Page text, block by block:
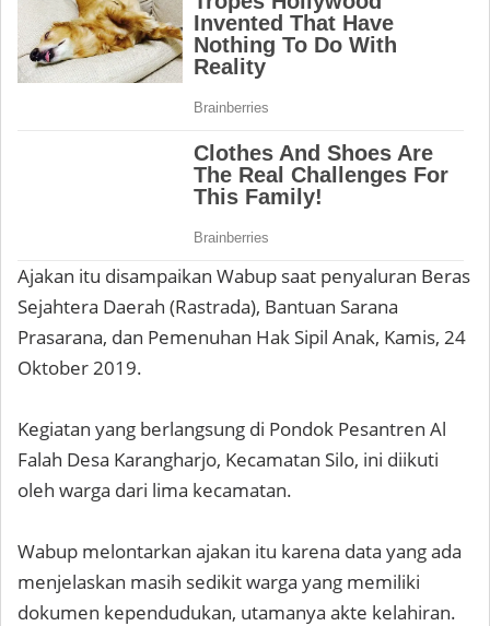
Ajakan itu disampaikan Wabup saat penyaluran Beras
Sejahtera Daerah (Rastrada), Bantuan Sarana
Prasarana, dan Pemenuhan Hak Sipil Anak, Kamis, 24
Oktober 2019.
Kegiatan yang berlangsung di Pondok Pesantren Al
Falah Desa Karangharjo, Kecamatan Silo, ini diikuti
oleh warga dari lima kecamatan.
Wabup melontarkan ajakan itu karena data yang ada
menjelaskan masih sedikit warga yang memiliki
dokumen kependudukan, utamanya akte kelahiran.